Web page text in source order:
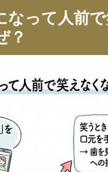
なって人前で
？